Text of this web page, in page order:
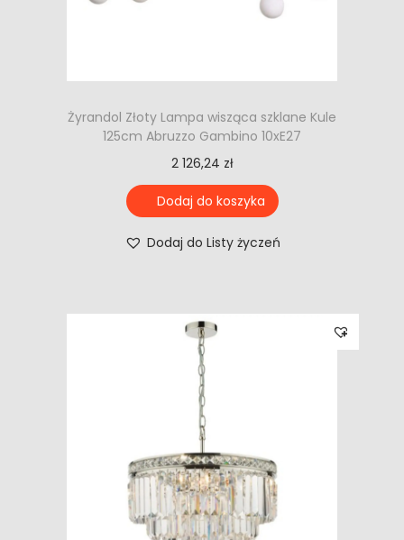
Żyrandol Złoty Lampa wisząca szklane Kule
125cm Abruzzo Gambino 10xE27
2 126,24 zł
Dodaj do koszyka
Dodaj do Listy życzeń